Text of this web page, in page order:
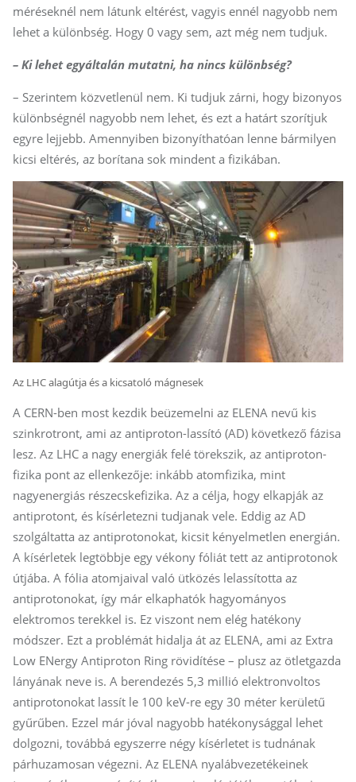
méréseknél nem látunk eltérést, vagyis ennél nagyobb nem
lehet a különbség. Hogy 0 vagy sem, azt még nem tudjuk.
– Ki lehet egyáltalán mutatni, ha nincs különbség?
– Szerintem közvetlenül nem. Ki tudjuk zárni, hogy bizonyos
különbségnél nagyobb nem lehet, és ezt a határt szorítjuk
egyre lejjebb. Amennyiben bizonyíthatóan lenne bármilyen
kicsi eltérés, az borítana sok mindent a fizikában.
Az LHC alagútja és a kicsatoló mágnesek
A CERN-ben most kezdik beüzemelni az ELENA nevű kis
szinkrotront, ami az antiproton-lassító (AD) következő fázisa
lesz. Az LHC a nagy energiák felé törekszik, az antiproton-
fizika pont az ellenkezője: inkább atomfizika, mint
nagyenergiás részecskefizika. Az a célja, hogy elkapják az
an­ti­pro­tont, és kísérletezni tudjanak vele. Eddig az AD
szolgáltatta az antiprotonokat, kicsit kényelmetlen energián.
A kísérletek legtöbbje egy vékony fóliát tett az antiprotonok
útjába. A fólia atomjaival való ütközés lelassította az
antiprotonokat, így már elkaphatók hagyományos
elektromos terekkel is. Ez viszont nem elég hatékony
módszer. Ezt a problémát hidalja át az ELENA, ami az Extra
Low ENergy An­ti­proton Ring rövidítése – plusz az ötletgazda
lányának neve is. A berendezés 5,3 millió elektronvoltos
antiprotonokat lassít le 100 keV-re egy 30 méter kerületű
gyűrűben. Ezzel már jóval nagyobb hatékonysággal lehet
dolgozni, továbbá egyszerre négy kísérletet is tudnának
párhuzamosan végezni. Az ELENA nyalábvezetékeinek